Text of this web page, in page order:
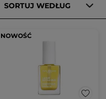
SORTUJ WEDŁUG
NOWOŚĆ